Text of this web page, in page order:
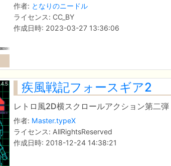
作者: となりのニードル
ライセンス: CC_BY
作成日時: 2023-03-27 13:36:06
疾風戦記フォースギア2
レトロ風2D横スクロールアクション第二弾
作者: Master.typeX
ライセンス: AllRightsReserved
作成日時: 2018-12-24 14:38:21